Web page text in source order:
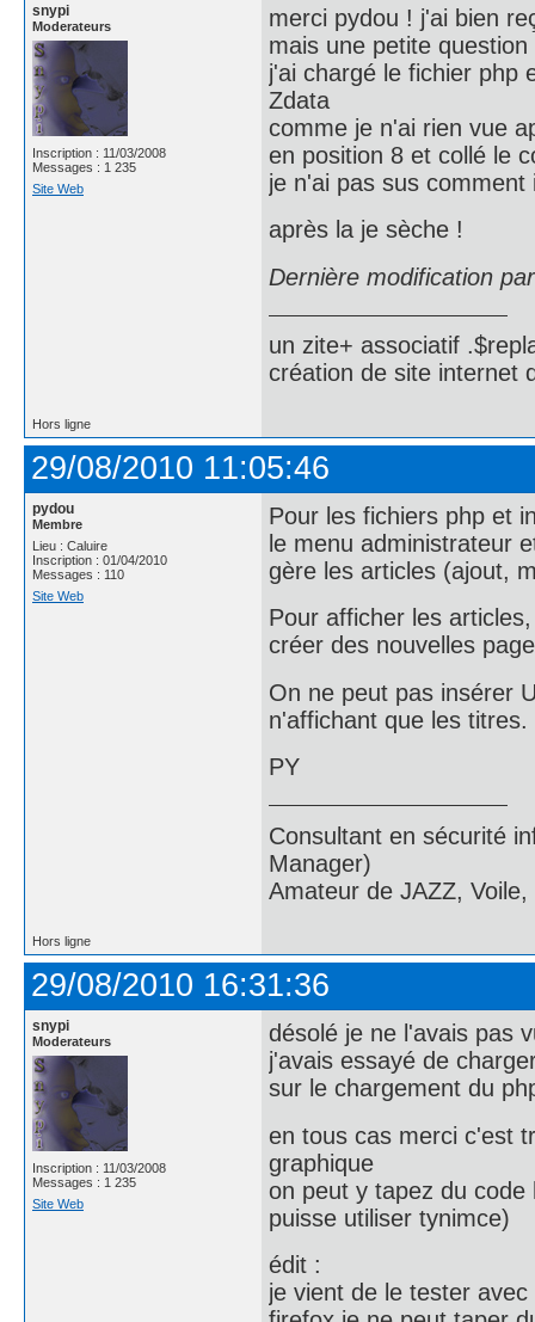
snypi
Moderateurs
Inscription : 11/03/2008
Messages : 1 235
Site Web
merci pydou ! j'ai bien
mais une petite
j'ai chargé le fichier php
Zdata
comme je n'ai rien vue
en position 8 et collé le
je n'ai pas sus
après la je sèche !
Dernière modification
un zite+ associatif
création de site internet
Hors ligne
29/08/2010 11:05:46
pydou
Membre
Lieu : Caluire
Inscription : 01/04/2010
Messages : 110
Site Web
Pour les fichiers php et
le menu administrateur
gère les articles (ajout,
Pour afficher les
créer des nouvelles
On ne peut pas insérer
n'affichant que les titres.
PY
Consultant en sécurité
Manager)
Amateur de JAZZ, Voile,
Hors ligne
29/08/2010 16:31:36
snypi
Moderateurs
Inscription : 11/03/2008
Messages : 1 235
Site Web
désolé je ne l'avais pas
j'avais essayé de
sur le chargement du
en tous cas merci c'est
graphique
on peut y tapez du
puisse utiliser tynimce)
édit :
je vient de le tester